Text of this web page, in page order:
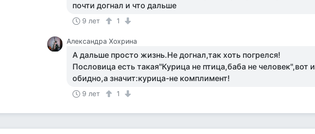
почти догнал и что дальше
9 лет 1
Александра Хохрина
А дальше просто жизнь.Не догнал,так хоть погрелся!
Пословица есть такая"Курица не птица,баба не человек",вот и
обидно,а значит:курица-не комплимент!
9 лет 1